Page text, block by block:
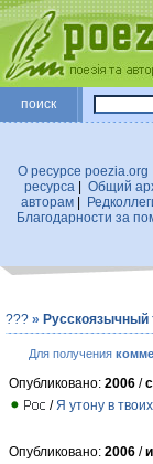
поиск
О ресурсе poezia.org
ресурса
Общий
авторам|
Благодарности за
??? » Русскоязычный
Для получения
Опубликовано: 2006 /
/ Я утону в твоих
Опубликовано: 2006 /